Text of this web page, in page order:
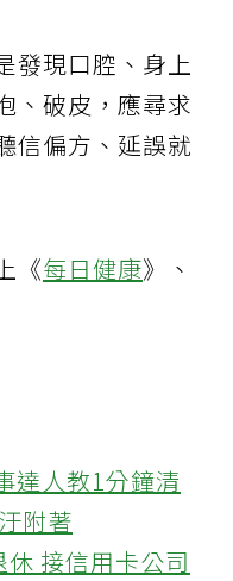
發現口腔、身上
、破皮，應尋求
信偏方、延誤就
《每日健康》、
達人教1分鐘清
附著
接信用卡公司